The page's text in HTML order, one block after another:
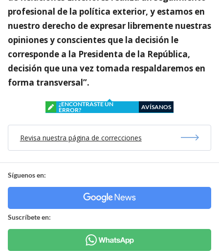
profesional de la política exterior, y estamos en
nuestro derecho de expresar libremente nuestras
opiniones y conscientes que la decisión le
corresponde a la Presidenta de la República,
decisión que una vez tomada respaldaremos en
forma transversal”.
¿ENCONTRASTE UN
ERROR?
AVÍSANOS
Revisa nuestra página de correcciones
Síguenos en:
Suscríbete en: